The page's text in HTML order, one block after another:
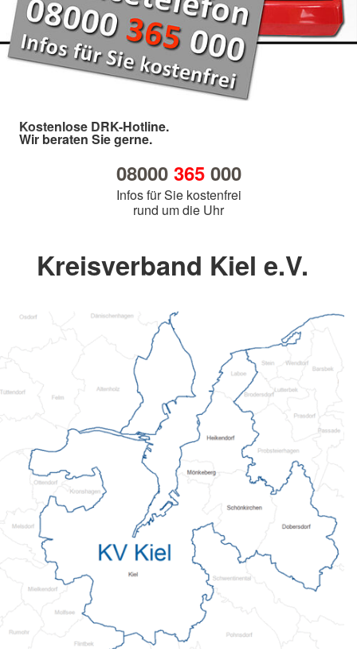
Kostenlose DRK-Hotline.
Wir beraten Sie gerne.
08000 365000
Infos für Sie kostenfrei
rund um die Uhr
Kreisverband Kiel e.V.